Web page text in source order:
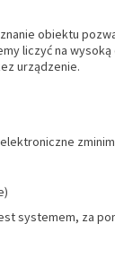
obiektu
liczyć na
urządzenie.
systemem, za